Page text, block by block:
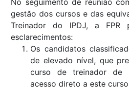
gestão dos cursos e das
Treinador do IPDJ, a FPR
esclarecimentos:
Os candidatos
de elevado nível, que
curso de treinador de
acesso direto a este